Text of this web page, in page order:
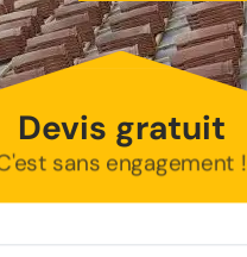
Devis gratuit
sans engagement !